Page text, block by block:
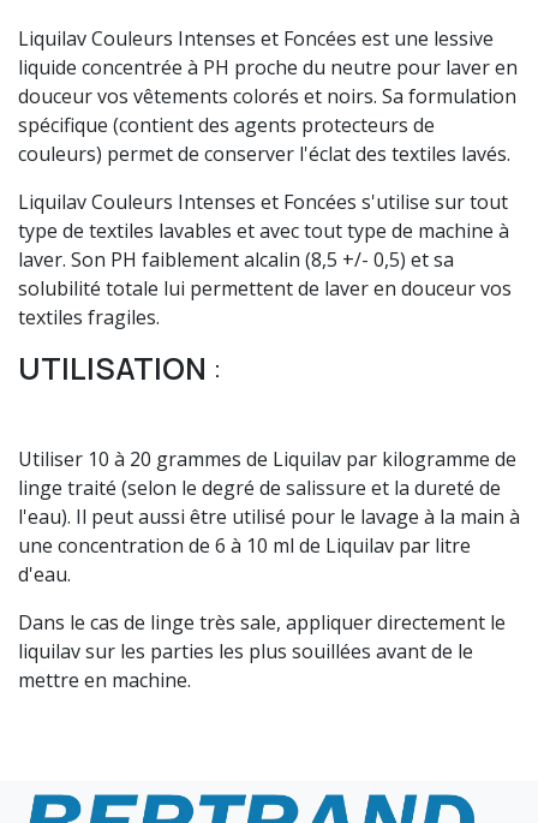
Liquilav Couleurs Intenses et Foncées est une lessive
liquide concentrée à PH proche du neutre pour laver en
douceur vos vêtements colorés et noirs. Sa formulation
spécifique (contient des agents protecteurs de
couleurs) permet de conserver l'éclat des textiles lavés.
Liquilav Couleurs Intenses et Foncées s'utilise sur tout
type de textiles lavables et avec tout type de machine à
laver. Son PH faiblement alcalin (8,5 +/- 0,5) et sa
solubilité totale lui permettent de laver en douceur vos
textiles fragiles.
UTILISATION :
Utiliser 10 à 20 grammes de Liquilav par kilogramme de
linge traité (selon le degré de salissure et la dureté de
l'eau). Il peut aussi être utilisé pour le lavage à la main à
une concentration de 6 à 10 ml de Liquilav par litre
d'eau.
Dans le cas de linge très sale, appliquer directement le
liquilav sur les parties les plus souillées avant de le
mettre en machine.